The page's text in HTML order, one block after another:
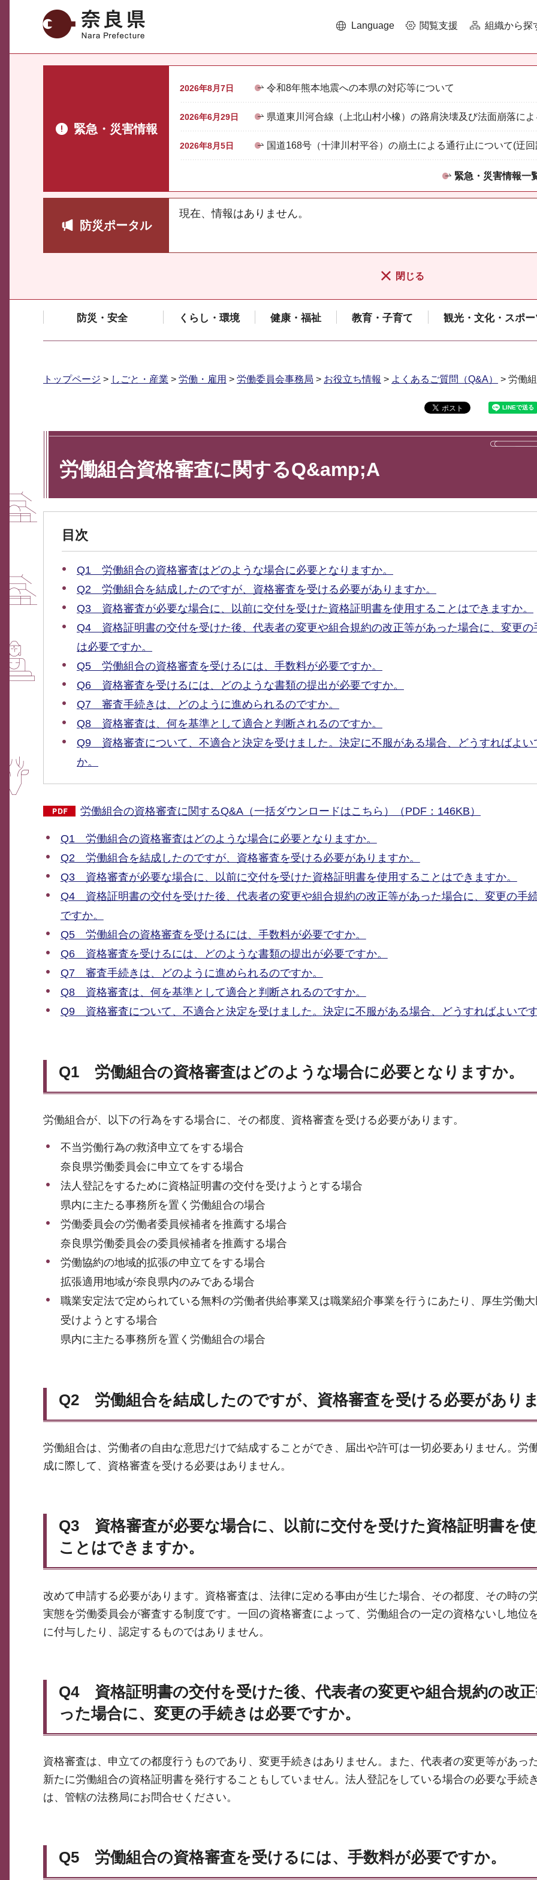
奈良県 Language 閲覧支援 組織から探
緊急・災害情報
2026年8月7日 令和8年熊本地震への本県の対応等について
2026年6月29日 県道東川河合線（上北山村小橡）の路肩決壊及び法面崩落に
2026年8月5日 国道168号（十津川村平谷）の崩土による通行止について(迂
緊急・災害情報一
防災ポータル
現在、情報はありません。
閉じる
防災・安全 くらし・環境 健康・福祉 教育・子育て 観光・文化・スポー
トップページ > しごと・産業 > 労働・雇用 > 労働委員会事務局 > お役立ち情報 > よくあるご質問（Q&A） > 労働
労働組合資格審査に関するQ&amp;A
目次
Q1 労働組合の資格審査はどのような場合に必要となりますか。
Q2 労働組合を結成したのですが、資格審査を受ける必要がありますか。
Q3 資格審査が必要な場合に、以前に交付を受けた資格証明書を使用することはできますか。
Q4 資格証明書の交付を受けた後、代表者の変更や組合規約の改正等があった場合に、変更の
は必要ですか。
Q5 労働組合の資格審査を受けるには、手数料が必要ですか。
Q6 資格審査を受けるには、どのような書類の提出が必要ですか。
Q7 審査手続きは、どのように進められるのですか。
Q8 資格審査は、何を基準として適合と判断されるのですか。
Q9 資格審査について、不適合と決定を受けました。決定に不服がある場合、どうすればよい
か。
労働組合の資格審査に関するQ&A（一括ダウンロードはこちら）（PDF：146KB）
Q1 労働組合の資格審査はどのような場合に必要となりますか。
Q2 労働組合を結成したのですが、資格審査を受ける必要がありますか。
Q3 資格審査が必要な場合に、以前に交付を受けた資格証明書を使用することはできますか。
Q4 資格証明書の交付を受けた後、代表者の変更や組合規約の改正等があった場合に、変更の手
ですか。
Q5 労働組合の資格審査を受けるには、手数料が必要ですか。
Q6 資格審査を受けるには、どのような書類の提出が必要ですか。
Q7 審査手続きは、どのように進められるのですか。
Q8 資格審査は、何を基準として適合と判断されるのですか。
Q9 資格審査について、不適合と決定を受けました。決定に不服がある場合、どうすればよいです
Q1 労働組合の資格審査はどのような場合に必要となりますか。
労働組合が、以下の行為をする場合に、その都度、資格審査を受ける必要があります。
不当労働行為の救済申立てをする場合
奈良県労働委員会に申立てをする場合
法人登記をするために資格証明書の交付を受けようとする場合
県内に主たる事務所を置く労働組合の場合
労働委員会の労働者委員候補者を推薦する場合
奈良県労働委員会の委員候補者を推薦する場合
労働協約の地域的拡張の申立てをする場合
拡張適用地域が奈良県内のみである場合
職業安定法で定められている無料の労働者供給事業又は職業紹介事業を行うにあたり、厚生労働
受けようとする場合
県内に主たる事務所を置く労働組合の場合
Q2 労働組合を結成したのですが、資格審査を受ける必要がありま
労働組合は、労働者の自由な意思だけで結成することができ、届出や許可は一切必要ありません。労
成に際して、資格審査を受ける必要はありません。
Q3 資格審査が必要な場合に、以前に交付を受けた資格証明書を
ことはできますか。
改めて申請する必要があります。資格審査は、法律に定める事由が生じた場合、その都度、その時の
実態を労働委員会が審査する制度です。一回の資格審査によって、労働組合の一定の資格ないし地位
に付与したり、認定するものではありません。
Q4 資格証明書の交付を受けた後、代表者の変更や組合規約の改
った場合に、変更の手続きは必要ですか。
資格審査は、申立ての都度行うものであり、変更手続きはありません。また、代表者の変更等があった
新たに労働組合の資格証明書を発行することもしていません。法人登記をしている場合の必要な手続
は、管轄の法務局にお問合せください。
Q5 労働組合の資格審査を受けるには、手数料が必要ですか。